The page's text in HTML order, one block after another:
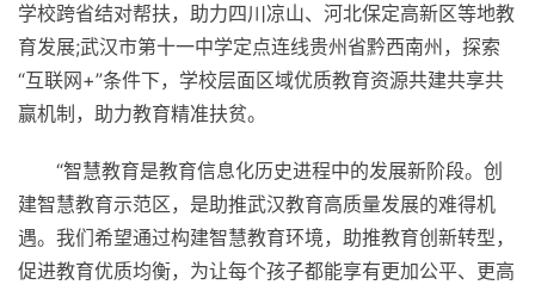
学校跨省结对帮扶，助力四川凉山、河北保定高新区等地教
育发展;武汉市第十一中学定点连线贵州省黔西南州，探索
“互联网+”条件下，学校层面区域优质教育资源共建共享共
赢机制，助力教育精准扶贫。
“智慧教育是教育信息化历史进程中的发展新阶段。创
建智慧教育示范区，是助推武汉教育高质量发展的难得机
遇。我们希望通过构建智慧教育环境，助推教育创新转型，
促进教育优质均衡，为让每个孩子都能享有更加公平、更高